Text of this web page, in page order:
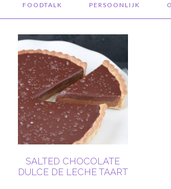
FOODTALK PERSOONLIJK
SALTED CHOCOLATE
DULCE DE LECHE TAART